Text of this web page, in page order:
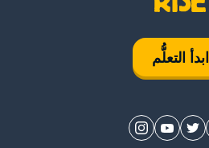
ابدأ التعلُّم